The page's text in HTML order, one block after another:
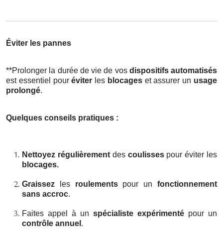
Éviter les pannes
**Prolonger la durée de vie de vos dispositifs automatisés
est essentiel pouréviter les blocageset assurer un usage
prolongé.
Quelques conseils pratiques :
Nettoyez régulièrementdes coulissespour éviter les
blocages.
Graissez les roulementspour unfonctionnement
sans accroc.
Faites appel à un spécialiste expérimenté pour un
contrôle annuel .